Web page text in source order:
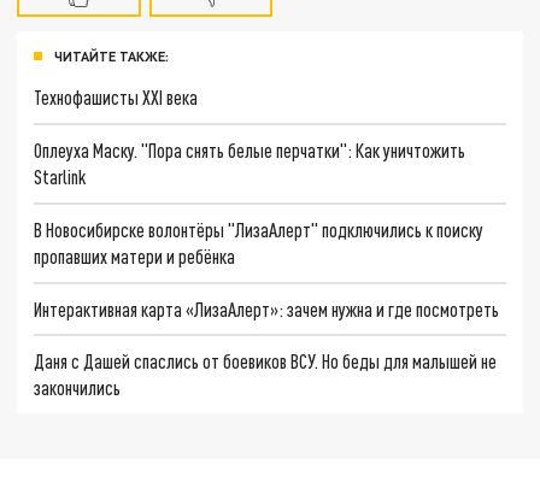
ЧИТАЙТЕ ТАКЖЕ:
Технофашисты XXI века
Оплеуха Маску. "Пора снять белые перчатки": Как уничтожить
Starlink
В Новосибирске волонтёры "ЛизаАлерт" подключились к поиску
пропавших матери и ребёнка
Интерактивная карта «ЛизаАлерт»: зачем нужна и где посмотреть
Даня с Дашей спаслись от боевиков ВСУ. Но беды для малышей не
закончились